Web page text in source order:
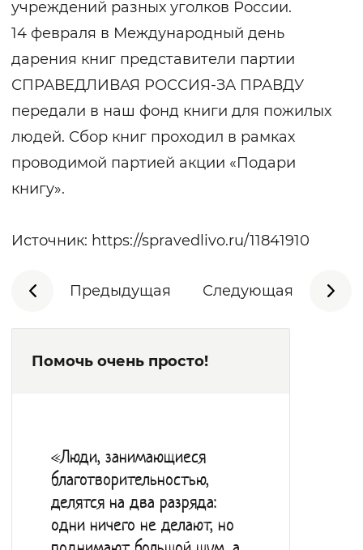
учреждений разных уголков России.
14 февраля в Международный день
дарения книг представители партии
СПРАВЕДЛИВАЯ РОССИЯ-ЗА ПРАВДУ
передали в наш фонд книги для пожилых
людей. Сбор книг проходил в рамках
проводимой партией акции «Подари
книгу».
Источник: https://spravedlivo.ru/11841910
Предыдущая Следующая
Помочь очень просто!
«Люди, занимающиеся
благотворительностью,
делятся на два разряда:
одни ничего не делают, но